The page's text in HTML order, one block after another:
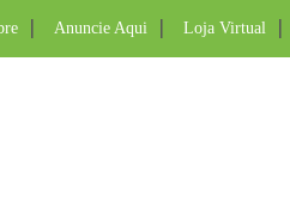
Anuncie Aqui Loja Virtual